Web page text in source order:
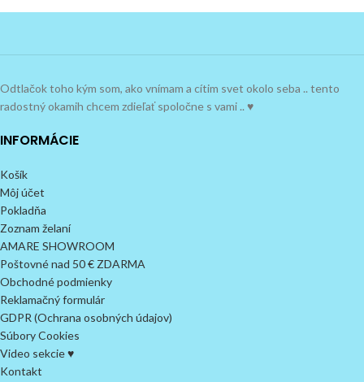
Odtlačok toho kým som, ako vnímam a cítim svet okolo seba .. tento
radostný okamih chcem zdieľať spoločne s vami .. ♥
INFORMÁCIE
Košík
Môj účet
Pokladňa
Zoznam želaní
AMARE SHOWROOM
Poštovné nad 50 € ZDARMA
Obchodné podmienky
Reklamačný formulár
GDPR (Ochrana osobných údajov)
Súbory Cookies
Video sekcie ♥
Kontakt